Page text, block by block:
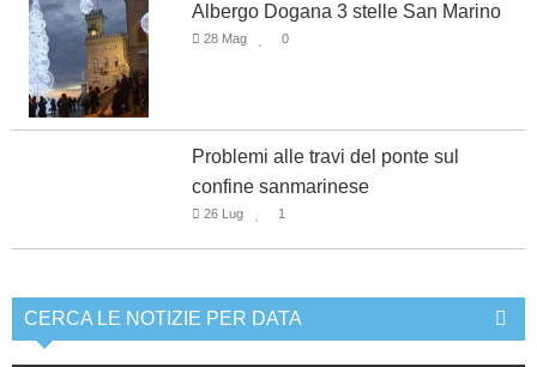
Albergo Dogana 3 stelle San Marino
28 Mag 0
Problemi alle travi del ponte sul
confine sanmarinese
26 Lug 1
CERCA LE NOTIZIE PER DATA